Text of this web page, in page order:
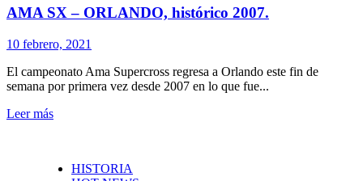
AMA SX – ORLANDO, histórico 2007.
10 febrero, 2021
El campeonato Ama Supercross regresa a Orlando este fin de
semana por primera vez desde 2007 en lo que fue...
Leer más
HISTORIA